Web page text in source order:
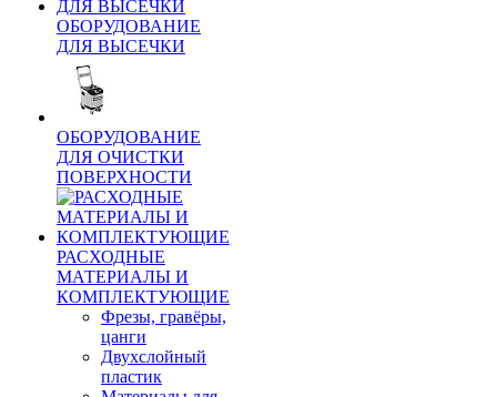
ОБОРУДОВАНИЕ
ДЛЯ ВЫСЕЧКИ
ОБОРУДОВАНИЕ
ДЛЯ ОЧИСТКИ
ПОВЕРХНОСТИ
РАСХОДНЫЕ
МАТЕРИАЛЫ И
КОМПЛЕКТУЮЩИЕ
Фрезы, гравёры,
цанги
Двухслойный
пластик